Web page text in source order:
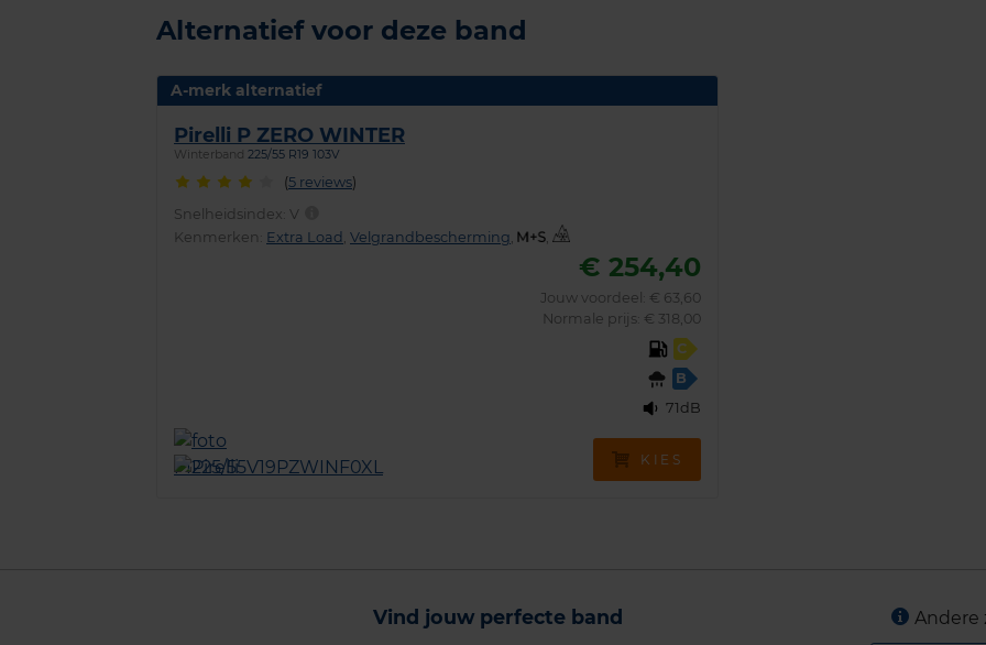
Alternatief voor deze band
A-merk alternatief
Pirelli P ZERO WINTER
Winterband 225/55 R19 103V
(5 reviews)
Snelheidsindex: V
Kenmerken: Extra Load Velgrandbescherming ,
€ 254,40
Jouw voordeel: € 63,60
Normale prijs: € 318,00
C
B
71dB
KIES
Vind jouw perfecte band Andere